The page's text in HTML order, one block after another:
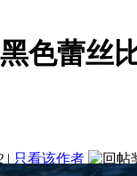
黑色蕾丝
| 只看该作者